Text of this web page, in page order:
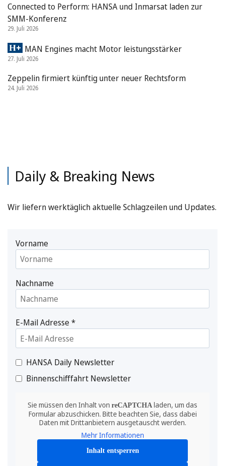
Connected to Perform: HANSA und Inmarsat laden zur
SMM-Konferenz
29. Juli 2026
MAN Engines macht Motor leistungsstärker
27. Juli 2026
Zeppelin firmiert künftig unter neuer Rechtsform
24. Juli 2026
Daily & Breaking News
Wir liefern werktäglich aktuelle Schlagzeilen und Updates.
Vorname
Nachname
E-Mail Adresse*
HANSA Daily Newsletter
Binnenschifffahrt Newsletter
Sie müssen den Inhalt von reCAPTCHA laden, um das
Formular abzuschicken. Bitte beachten Sie, dass dabei
Daten mit Drittanbietern ausgetauscht werden.
Mehr Informationen
Inhalt entsperren